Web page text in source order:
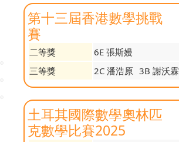
第十三屆香港數學挑戰
賽
二等獎
6E 張斯嫚
三等獎
2C 潘浩原 3B 謝沃霖
土耳其國際數學奧林匹
克數學比賽2025